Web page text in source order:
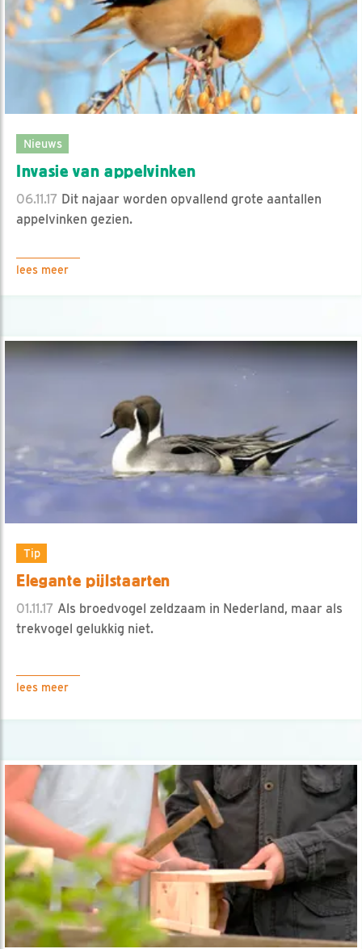
Nieuws
Invasie van appelvinken
06.11.17 Dit najaar worden opvallend grote aantallen
appelvinken gezien.
lees meer
Tip
Elegante pijlstaarten
01.11.17 Als broedvogel zeldzaam in Nederland, maar als
trekvogel gelukkig niet.
lees meer